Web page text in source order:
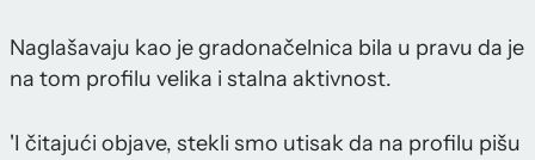
Naglašavaju kao je gradonačelnica bila u pravu da je
na tom profilu velika i stalna aktivnost.
'I čitajući objave, stekli smo utisak da na profilu pišu